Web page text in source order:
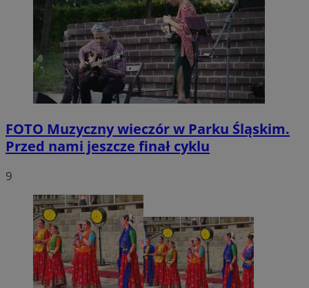
FOTO Muzyczny wieczór w Parku Śląskim.
Przed nami jeszcze finał cyklu
9